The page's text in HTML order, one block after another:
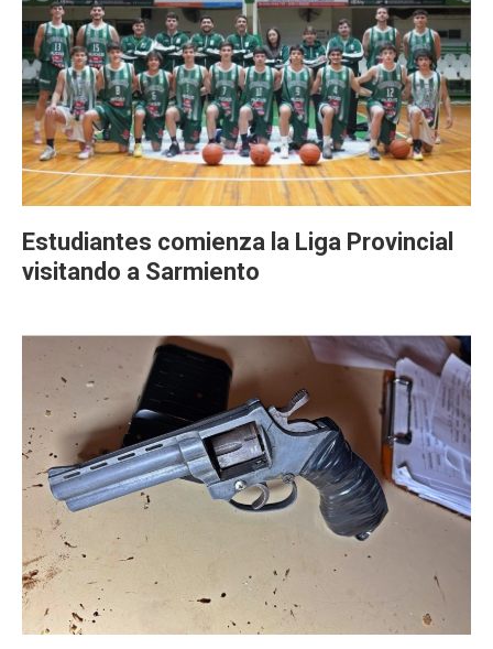
Estudiantes comienza la Liga Provincial
visitando a Sarmiento